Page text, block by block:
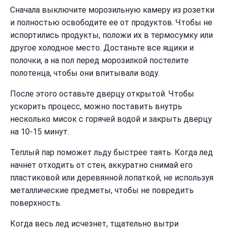
Сначала выключите морозильную камеру из розетки
и полностью освободите ее от продуктов. Чтобы не
испортились продукты, положи их в термосумку или
другое холодное место. Достаньте все ящики и
полочки, а на пол перед морозилкой постелите
полотенца, чтобы они впитывали воду.
После этого оставьте дверцу открытой. Чтобы
ускорить процесс, можно поставить внутрь
несколько мисок с горячей водой и закрыть дверцу
на 10-15 минут.
Теплый пар поможет льду быстрее таять. Когда лед
начнет отходить от стен, аккуратно снимай его
пластиковой или деревянной лопаткой, не используя
металлические предметы, чтобы не повредить
поверхность.
Когда весь лед исчезнет, тщательно вытри